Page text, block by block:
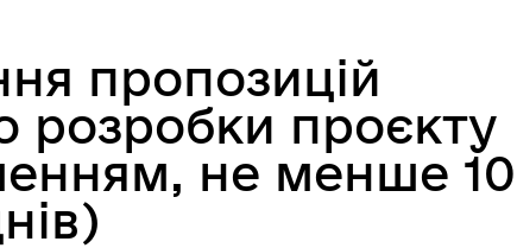
пропозицій
розробки проєкту
не менше 10